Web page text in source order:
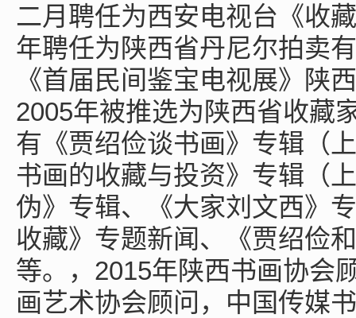
二月聘任为西安电视台《收
年聘任为陕西省丹尼尔拍卖
《首届民间鉴宝电视展》陕
2005年被推选为陕西省收藏
有《贾绍俭谈书画》专辑（
书画的收藏与投资》专辑（
伪》专辑、《大家刘文西》
收藏》专题新闻、《贾绍俭
等。，2015年陕西书画协会
画艺术协会顾问，中国传媒